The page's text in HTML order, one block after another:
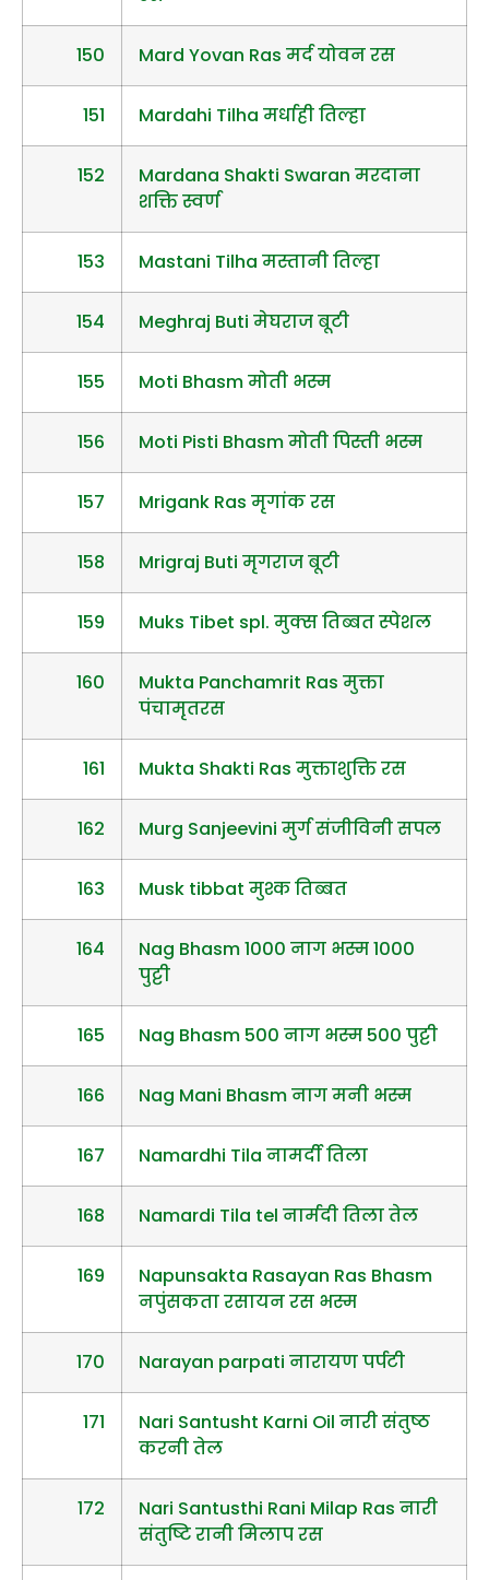
150 Mard Yovan Ras मर्द योवन रस
151 Mardahi Tilha मर्धाही तिल्हा
152
Mardana Shakti Swaran मरदाना
शक्ति स्वर्ण
153 Mastani Tilha मस्तानी तिल्हा
154 Meghraj Buti मेघराज बूटी
155 Moti Bhasm मोती भस्म
156 Moti Pisti Bhasm मोती पिस्ती भस्म
157 Mrigank Ras मृगांक रस
158 Mrigraj Buti मृगराज बूटी
159 Muks Tibet spl. मुक्स तिब्बत स्पेशल
160
Mukta Panchamrit Ras मुक्ता
पंचामृतरस
161 Mukta Shakti Ras मुक्ताशुक्ति रस
162 Murg Sanjeevini मुर्ग संजीविनी सपल
163 Musk tibbat मुश्क तिब्बत
164
Nag Bhasm 1000 नाग भस्म 1000
पुट्टी
165 Nag Bhasm 500 नाग भस्म 500 पुट्टी
166 Nag Mani Bhasm नाग मनी भस्म
167 Namardhi Tila नामर्दी तिला
168 Namardi Tila tel नार्मदी तिला तेल
169
Napunsakta Rasayan Ras Bhasm
नपुंसकता रसायन रस भस्म
170 Narayan parpati नारायण पर्पटी
171
Nari Santusht Karni Oil नारी संतुष्ठ
करनी तेल
172
Nari Santusthi Rani Milap Ras नारी
संतुष्टि रानी मिलाप रस